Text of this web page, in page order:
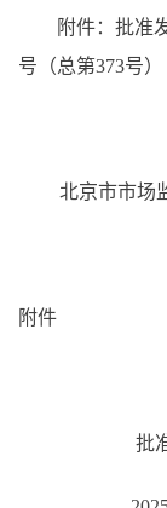
附件：批准发
号 （总第373号）
北京市市场
附件
批